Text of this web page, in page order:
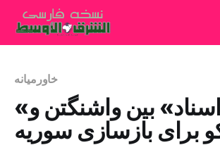
خاورمیانه
«جنگ اسناد» بین واشنگتن و
برای بازسازی سوریه